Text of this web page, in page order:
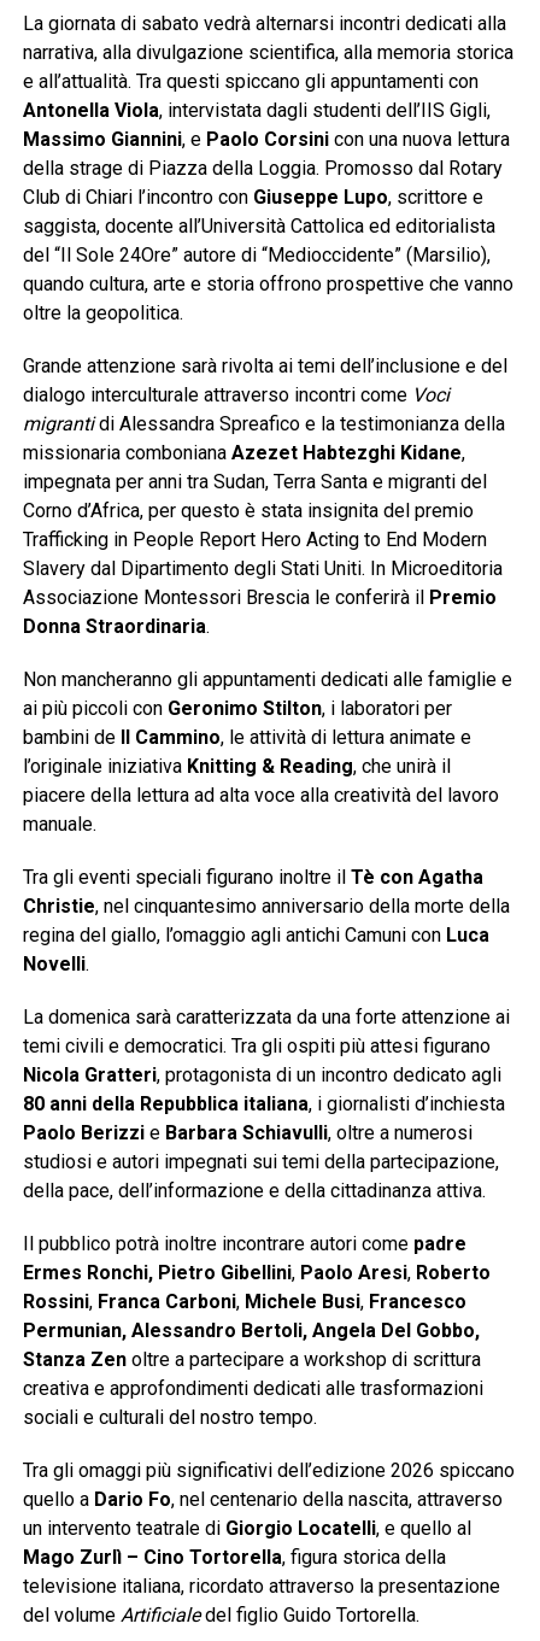
La giornata di sabato vedrà alternarsi incontri dedicati alla
narrativa, alla divulgazione scientifica, alla memoria storica
e all’attualità. Tra questi spiccano gli appuntamenti con
Antonella Viola, intervistata dagli studenti dell’IIS Gigli,
Massimo Giannini, e Paolo Corsinicon una nuova lettura
della strage di Piazza della Loggia. Promosso dal Rotary
Club di Chiari l’incontro con Giuseppe Lupo, scrittore e
saggista, docente all’Università Cattolica ed editorialista
del “Il Sole 24Ore” autore di “Medioccidente” (Marsilio),
quando cultura, arte e storia offrono prospettive che vanno
oltre la geopolitica.
Grande attenzione sarà rivolta ai temi dell’inclusione e del
dialogo interculturale attraverso incontri come Voci
migrantidi Alessandra Spreafico e la testimonianza della
missionaria comboniana Azezet Habtezghi Kidane,
impegnata per anni tra Sudan, Terra Santa e migranti del
Corno d’Africa, per questo è stata insignita del premio
Trafficking in People Report Hero Acting to End Modern
Slavery dal Dipartimento degli Stati Uniti. In Microeditoria
Associazione Montessori Brescia le conferirà il Premio
Donna Straordinaria.
Non mancheranno gli appuntamenti dedicati alle famiglie e
ai più piccoli con Geronimo Stilton, i laboratori per
bambini de
Il Cammino, le attività di lettura animate e
l’originale iniziativa Knitting & Reading, che unirà il
piacere della lettura ad alta voce alla creatività del lavoro
manuale.
Tra gli eventi speciali figurano inoltre il Tè con Agatha
Christie, nel cinquantesimo anniversario della morte della
regina del giallo, l’omaggio agli antichi Camuni con Luca
Novelli.
La domenica sarà caratterizzata da una forte attenzione ai
temi civili e democratici. Tra gli ospiti più attesi figurano
Nicola Gratteri, protagonista di un incontro dedicato agli
80 anni della Repubblica italiana, i giornalisti d’inchiesta
Paolo Berizzie Barbara Schiavulli, oltre a numerosi
studiosi e autori impegnati sui temi della partecipazione,
della pace, dell’informazione e della cittadinanza attiva.
Il pubblico potrà inoltre incontrare autori come padre
Ermes Ronchi, Pietro Gibellini, Paolo Aresi, Roberto
Rossini, Franca Carboni, Michele Busi, Francesco
Permunian, Alessandro Bertoli, Angela Del Gobbo,
Stanza Zenoltre a partecipare a workshop di scrittura
creativa e approfondimenti dedicati alle trasformazioni
sociali e culturali del nostro tempo.
Tra gli omaggi più significativi dell’edizione 2026 spiccano
quello a Dario Fo, nel centenario della nascita, attraverso
un intervento teatrale di Giorgio Locatelli, e quello al
Mago Zurlì – Cino Tortorella, figura storica della
televisione italiana, ricordato attraverso la presentazione
del volume Artificialedel figlio Guido Tortorella.